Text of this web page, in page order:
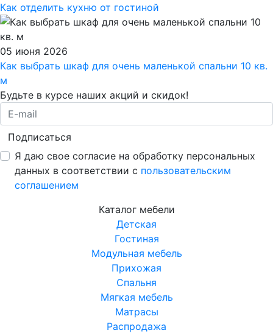
Как отделить кухню от гостиной
05 июня 2026
Как выбрать шкаф для очень маленькой спальни 10 кв.
м
Будьте в курсе наших акций и скидок!
Подписаться
Я даю свое согласие на обработку персональных
данных в соответствии с пользовательским
соглашением
Каталог мебели
Детская
Гостиная
Модульная мебель
Прихожая
Спальня
Мягкая мебель
Матрасы
Распродажа